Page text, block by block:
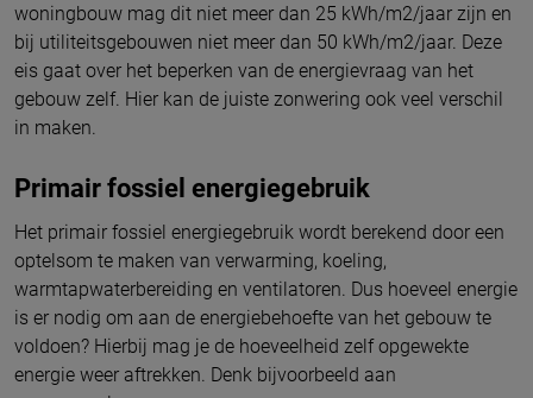
woningbouw mag dit niet meer dan 25 kWh/m2/jaar zijn en
bij utiliteitsgebouwen niet meer dan 50 kWh/m2/jaar. Deze
eis gaat over het beperken van de energievraag van het
gebouw zelf. Hier kan de juiste zonwering ook veel verschil
in maken.
Primair fossiel energiegebruik
Het primair fossiel energiegebruik wordt berekend door een
optelsom te maken van verwarming, koeling,
warmtapwaterbereiding en ventilatoren. Dus hoeveel energie
is er nodig om aan de energiebehoefte van het gebouw te
voldoen? Hierbij mag je de hoeveelheid zelf opgewekte
energie weer aftrekken. Denk bijvoorbeeld aan